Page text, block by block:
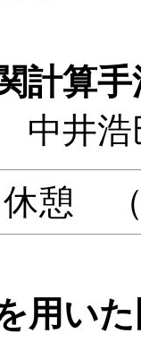
計算
中井浩
休憩 （
用い